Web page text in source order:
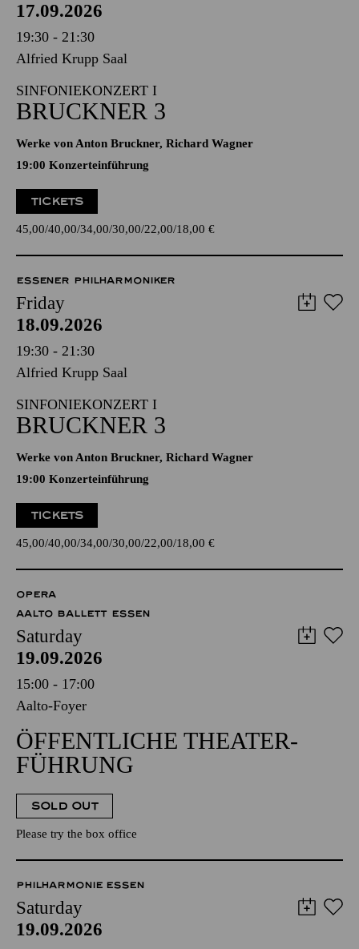
17.09.2026
19:30 - 21:30
Alfried Krupp Saal
SINFONIEKONZERT I
BRUCKNER 3
Werke von Anton Bruckner, Richard Wagner
19:00 Konzerteinführung
TICKETS
45,00 40,00 34,00 30,00 22,00 18,00 €
ESSENER PHILHARMONIKER
Friday
18.09.2026
19:30 - 21:30
Alfried Krupp Saal
SINFONIEKONZERT I
BRUCKNER 3
Werke von Anton Bruckner, Richard Wagner
19:00 Konzerteinführung
TICKETS
45,00 40,00 34,00 30,00 22,00 18,00 €
OPERA
AALTO BALLETT ESSEN
Saturday
19.09.2026
15:00 - 17:00
Aalto-Foyer
ÖFFENTLICHE THEATER­
FÜHRUNG
SOLD OUT
Please try the box office
PHILHARMONIE ESSEN
Saturday
19.09.2026